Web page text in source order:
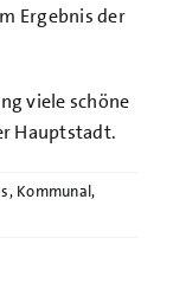
Ergebnis der
viele schöne
Hauptstadt.
, Kommunal,